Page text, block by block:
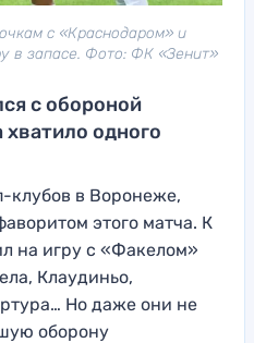
с «Краснодаром» и
в запасе. Фото: ФК «Зенит»
с обороной
одного
клубов в Воронеже,
этого матча. К
на игру с «Факелом»
Клаудиньо,
Но даже они не
оборону